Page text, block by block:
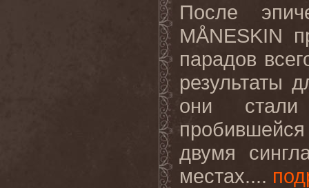
После
MÅNESKIN
парадов
результаты
они стали
двумя
местах....